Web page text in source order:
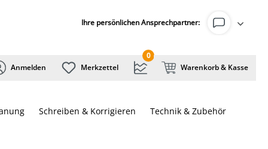
Ihre persönlichen Ansprechpartner:
Anmelden Merkzettel
0
Warenkorb & Kasse
Schreiben & Korrigieren Technik & Zubehör